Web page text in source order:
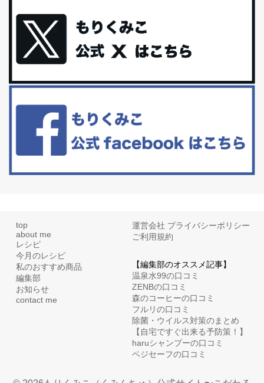
今回は、最近毎回定期的に購入している「楽天ふるさと納税」の返
礼品トップ５を紹介します。今までいろ...
更年期を穏やかに乗りきるために今できる５つのこと。
アラフィフからの体と心の整え方。 私も気づけばアラフィフ、これ
といった更年期症状はまだ...
白髪・美容・免疫力、現代人に足りないのは海藻！
リーブオイルorごま油をたらす。&n...
top
about me
レシピ
今月のレシピ
私のおすすめ商品
編集部
お知らせ
contact me
運営会社 プライバシーポリシー
ご利用規約
【編集部のオススメ記事】
温泉水99の口コミ
ZENBの口コミ
森のコーヒーの口コミ
フルリの口コミ
除菌・ウイルス対策のまとめ
【自宅ですぐ出来る予防策！】
haruシャンプーの口コミ
ベジセーフの口コミ